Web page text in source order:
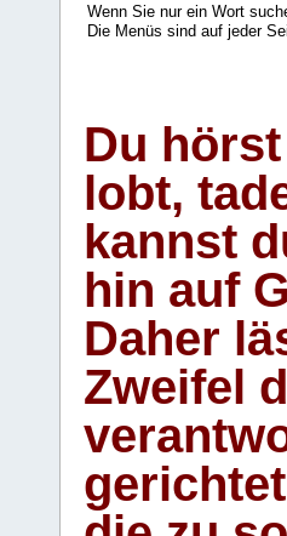
Wenn Sie nur ein Wort
Die Menüs sind auf jeder
Du
lobt,
kannst
hin auf
Daher
Zweifel